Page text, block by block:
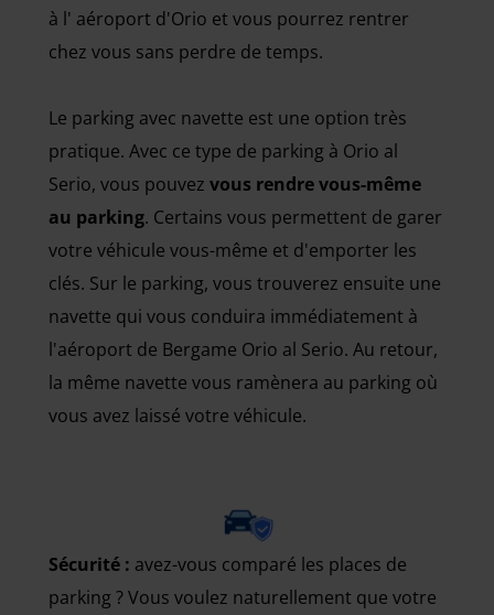
à l' aéroport d'Orio et vous pourrez rentrer
chez vous sans perdre de temps.
Le parking avec navette est une option très
pratique. Avec ce type de parking à Orio al
Serio, vous pouvez vous rendre vous-même
au parking. Certains vous permettent de garer
votre véhicule vous-même et d'emporter les
clés. Sur le parking, vous trouverez ensuite une
navette qui vous conduira immédiatement à
l'aéroport de Bergame Orio al Serio. Au retour,
la même navette vous ramènera au parking où
vous avez laissé votre véhicule.
Sécurité : avez-vous comparé les places de
parking ? Vous voulez naturellement que votre